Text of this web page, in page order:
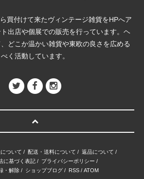
買付けて来たヴィンテージ雑貨をHPへア
出店や個展での販売を行っています。ヘ
どこか温かい雑貨や東欧の良さを広める
べく活動しています。
ついて / 配送・送料について / 返品について /
に基づく表記/ プライバシーポリシー /
・解除 / ショップブログ / RSS / ATOM